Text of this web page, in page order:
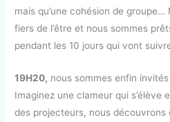
mais qu’une cohésion de groupe…
fiers de l’être et nous sommes
pendant les 10 jours qui vont
19H20, nous sommes enfin
Imaginez une clameur qui s’élève
des projecteurs, nous découvrons